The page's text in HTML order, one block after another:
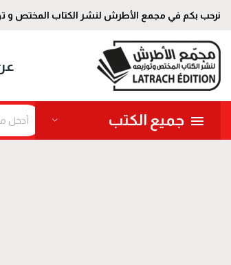
نرحب بكم في مجمع الأطرش لنشر الكتاب المختص و
جميع الكتب